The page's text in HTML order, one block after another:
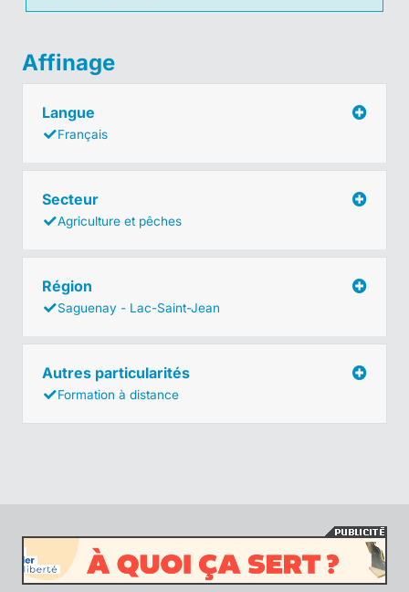
Affinage
Langue
Français
Secteur
Agriculture et pêches
Région
Saguenay - Lac-Saint-Jean
Autres particularités
Formation à distance